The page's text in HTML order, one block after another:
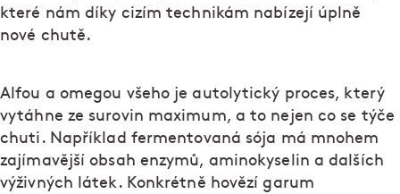
které nám díky cizím technikám nabízejí úplně
nové chutě.
Alfou a omegou všeho je autolytický proces, který
vytáhne ze surovin maximum, a to nejen co se týče
chuti. Například fermentovaná sója má mnohem
zajímavější obsah enzymů, aminokyselin a dalších
výživných látek. Konkrétně hovězí garum